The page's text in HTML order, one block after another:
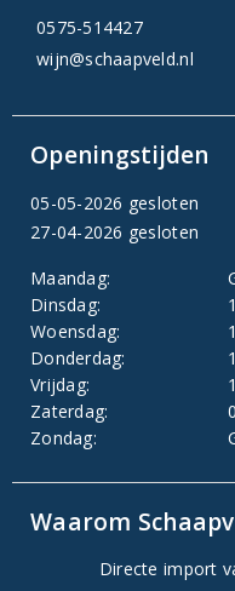
0575-514427
wijn@schaapveld.nl
Openingstijden
05-05-2026 gesloten
27-04-2026 gesloten
Maandag:
Dinsdag:
Woensdag:
Donderdag:
Vrijdag:
Zaterdag:
Zondag:
Waarom
Directe import